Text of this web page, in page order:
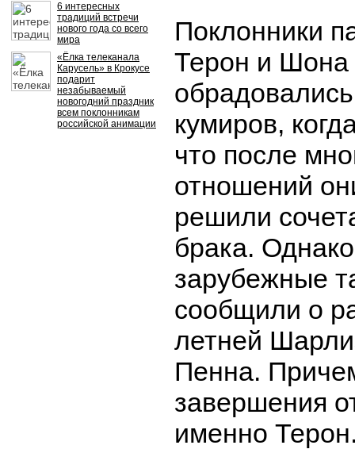
6 интересных
традиций встречи
нового года со всего
мира
«Ёлка телеканала
Карусель» в Крокусе
подарит
незабываемый
новогодний праздник
всем поклонникам
российской анимации
Поклонники
Терон и
кумиров,
что после
отношений
решили
брака.
зарубежные
сообщили о
летней
Пенна.
завершения
именно